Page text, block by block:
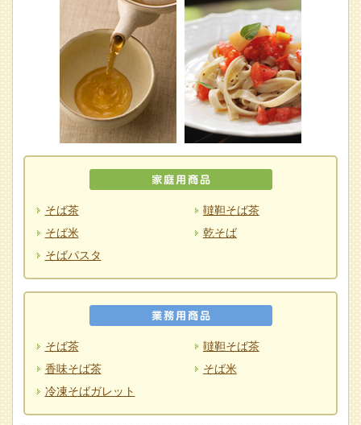
そば茶
韃靼そば茶
そば米
乾そば
そばパスタ
そば茶
韃靼そば茶
香味そば茶
そば米
冷凍そばガレット